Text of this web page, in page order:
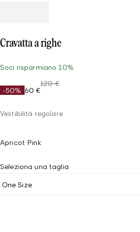
Cravatta a righe
Soci risparmiano 10%
-50% 60 €
120 €
Vestibilità regolare
Apricot Pink
Seleziona una taglia
One Size